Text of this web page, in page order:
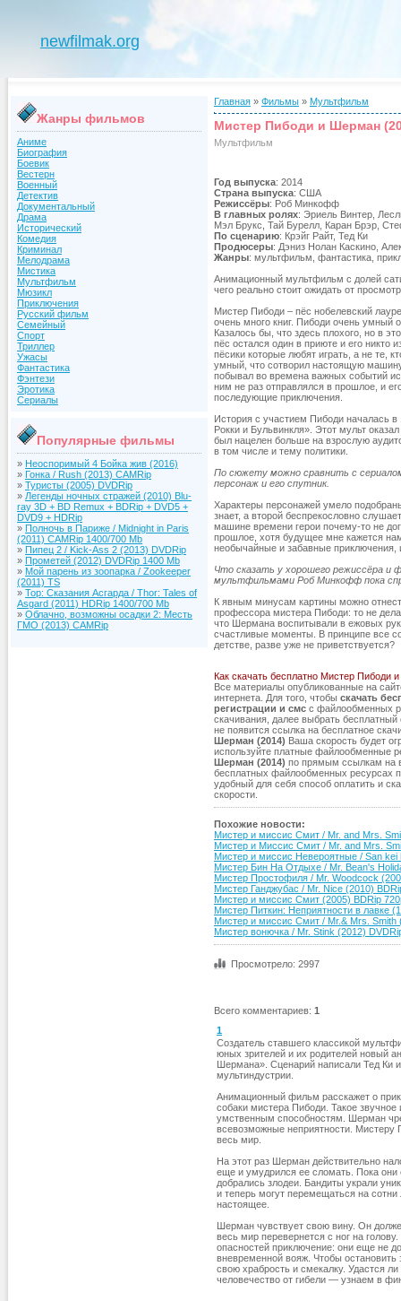
newfilmak.org
Жанры фильмов
Аниме
Биография
Боевик
Вестерн
Военный
Детектив
Документальный
Драма
Исторический
Комедия
Криминал
Мелодрама
Мистика
Мультфильм
Мюзикл
Приключения
Русский фильм
Семейный
Спорт
Триллер
Ужасы
Фантастика
Фэнтези
Эротика
Сериалы
Популярные фильмы
» Неоспоримый 4 Бойка жив (2016)
» Гонка / Rush (2013) CAMRip
» Туристы (2005) DVDRip
» Легенды ночных стражей (2010) Blu-
ray 3D + BD Remux + BDRip + DVD5 +
DVD9 + HDRip
» Полночь в Париже / Midnight in Paris
(2011) CAMRip 1400/700 Mb
» Пипец 2 / Kick-Ass 2 (2013) DVDRip
» Прометей (2012) DVDRip 1400 Mb
» Мой парень из зоопарка / Zookeeper
(2011) TS
» Тор: Сказания Асгарда / Thor: Tales of
Asgard (2011) HDRip 1400/700 Mb
» Облачно, возможны осадки 2: Месть
ГМО (2013) CAMRip
Главная » Фильмы » Мультфильм
Мистер Пибоди и Шерман
Мультфильм
Год выпуска: 2014
Страна выпуска: США
Режиссёры: Роб Минкофф
В главных ролях: Эриель Винтер,
Мэл Брукс, Тай Бурелл, Каран Брэр,
По сценарию: Крэйг Райт, Тед Ки
Продюсеры: Дэниз Нолан Каскино,
Жанры: мультфильм, фантастика,
Анимационный мультфильм с долей
чего реально стоит ожидать от
Мистер Пибоди – пёс нобелевский
очень много книг. Пибоди очень умный
Казалось бы, что здесь плохого, но в
пёс остался один в приюте и его никто
пёсики которые любят играть, а не те,
умный, что сотворил настоящую
побывал во времена важных событий
ним не раз отправлялся в прошлое, и
последующие приключения.
История с участием Пибоди началась
Рокки и Бульвинкля». Этот мульт
был нацелен больше на взрослую
в том числе и тему политики.
По сюжету можно сравнить с
персонаж и его спутник.
Характеры персонажей умело
знает, а второй беспрекословно
машине времени герои почему-то не
прошлое, хотя будущее мне кажется
необычайные и забавные приключения,
Что сказать у хорошего режиссёра и
мультфильмами Роб Минкофф пока
К явным минусам картины можно
профессора мистера Пибоди: то не
что Шермана воспитывали в ежовых
счастливые моменты. В принципе все
детстве, разве уже не приветствуется?
Как скачать бесплатно Мистер Пибоди
Все материалы опубликованные на
интернета. Для того, чтобы скачать
регистрации и смс с файлообменных
скачивания, далее выбрать бесплатный
не появится ссылка на бесплатное
Шерман (2014) Ваша скорость будет
используйте платные файлообменные
Шерман (2014) по прямым ссылкам на
бесплатных файлообменных ресурсах
удобный для себя способ оплатить и
скорости.
Похожие новости:
Мистер и миссис Смит / Mr. and Mrs.
Мистер и Миссис Смит / Mr. and Mrs.
Мистер и миссис Невероятные / San kei
Мистер Бин На Отдыхе / Mr. Bean's
Мистер Простофиля / Mr. Woodcock
Мистер Ганджубас / Mr. Nice (2010)
Мистер и миссис Смит (2005) BDRip
Мистер Питкин: Неприятности в лавке
Мистер и миссис Смит / Mr.& Mrs. Smith
Мистер вонючка / Mr. Stink (2012)
Просмотрело: 2997
Всего комментариев: 1
1
Создатель ставшего классикой
юных зрителей и их родителей новый
Шермана». Сценарий написали Тед Ки
мультиндустрии.
Анимационный фильм расскажет о
собаки мистера Пибоди. Такое
умственным способностям. Шерман
всевозможные неприятности. Мистеру
весь мир.
На этот раз Шерман действительно
еще и умудрился ее сломать. Пока
добрались злодеи. Бандиты украли
и теперь могут перемещаться на
настоящее.
Шерман чувствует свою вину. Он
весь мир перевернется с ног на
опасностей приключение: они еще не
вневременной вояж. Чтобы
свою храбрость и смекалку. Удастся
человечество от гибели — узнаем в